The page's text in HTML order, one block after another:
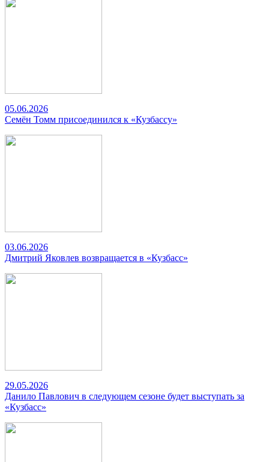
05.06.2026
Семён Томм присоединился к «Кузбассу»
03.06.2026
Дмитрий Яковлев возвращается в «Кузбасс»
29.05.2026
Данило Павлович в следующем сезоне будет выступать за
«Кузбасс»